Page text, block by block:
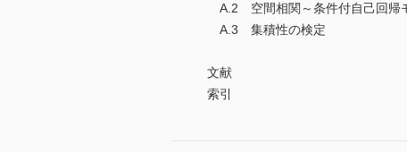
A.2 空間相関～条件付自己回帰
A.3 集積性の検定
文献
索引